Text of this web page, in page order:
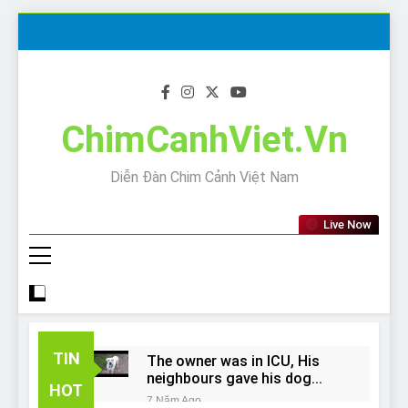
ChimCanhViet.Vn
Diễn Đàn Chim Cảnh Việt Nam
Live Now
TIN
HOT
The owner was in ICU, His
neighbours gave his dog
away!
7 Năm Ago